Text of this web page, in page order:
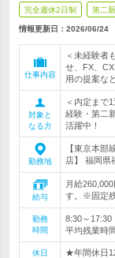
完全週休2日制 第二
情報更新日：2026/06/24
仕事内容
＜未経験者
せ、FX、
用の提案な
対象と
なる方
＜内定まで
経験・第二
活躍中！
勤務地
【東京本部
店】 福岡県
給与
月給
す。※固定
勤務
時間
8:30～
平均残業時
休日
★年間休日